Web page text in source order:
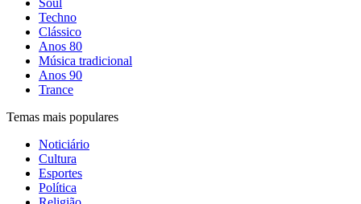
Soul
Techno
Clássico
Anos 80
Música tradicional
Anos 90
Trance
Temas mais populares
Noticiário
Cultura
Esportes
Política